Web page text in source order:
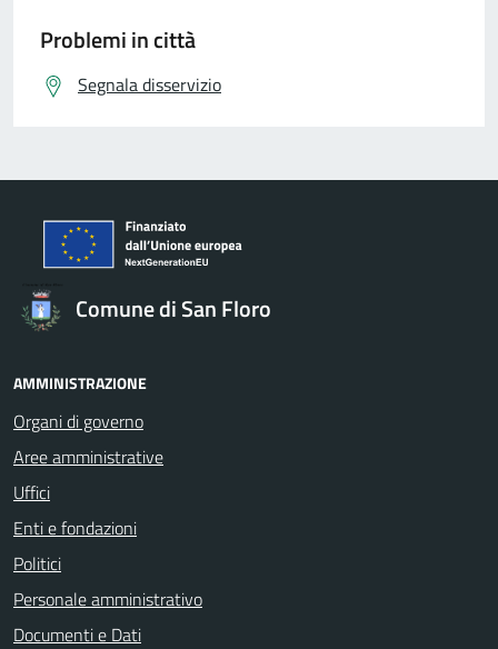
Problemi in città
Segnala disservizio
Comune di San Floro
AMMINISTRAZIONE
Organi di governo
Aree amministrative
Uffici
Enti e fondazioni
Politici
Personale amministrativo
Documenti e Dati